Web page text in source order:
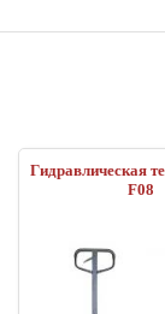
Гидравлическая
F08